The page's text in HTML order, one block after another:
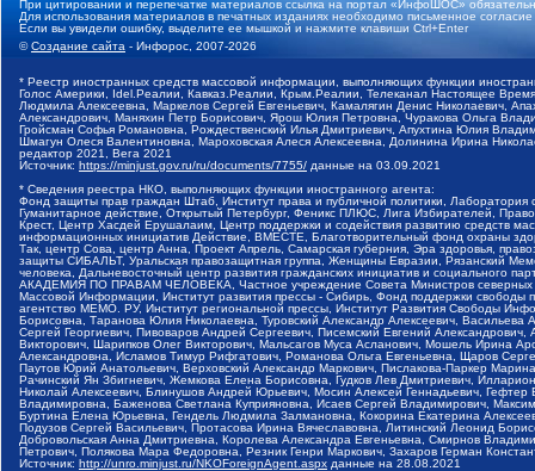
При цитировании и перепечатке материалов ссылка на портал «ИнфоШОС»
Для использования материалов в печатных изданиях необходимо письменное
Если вы увидели ошибку, выделите ее мышкой и нажмите клавиши Ctrl+Enter
©Создание сайта - Инфорос, 2007-2026
* Реестр иностранных средств массовой информации, выполняющих функции
Голос Америки, Idel.Реалии, Кавказ.Реалии, Крым.Реалии, Телеканал Настоящее
Людмила Алексеевна, Маркелов Сергей Евгеньевич, Камалягин Денис Николаевич,
Александрович, Маняхин Петр Борисович, Ярош Юлия Петровна, Чуракова Ольга
Гройсман Софья Романовна, Рождественский Илья Дмитриевич, Апухтина Юлия
Шмагун Олеся Валентиновна, Мароховская Алеся Алексеевна, Долинина Ирина
редактор 2021, Вега 2021
Источник: https://minjust.gov.ru/ru/documents/7755/ данные на 03.09.2021
* Сведения реестра НКО, выполняющих функции иностранного агента:
Фонд защиты прав граждан Штаб, Институт права и публичной политики,
Гуманитарное действие, Открытый Петербург, Феникс ПЛЮС, Лига Избирателей,
Крест, Центр Хасдей Ерушалаим, Центр поддержки и содействия развитию средств
информационных инициатив Действие, ВМЕСТЕ, Благотворительный фонд охраны
Так, центр Сова, центр Анна, Проект Апрель, Самарская губерния, Эра здоровья,
защиты СИБАЛЬТ, Уральская правозащитная группа, Женщины Евразии, Рязанский
человека, Дальневосточный центр развития гражданских инициатив и социального
АКАДЕМИЯ ПО ПРАВАМ ЧЕЛОВЕКА, Частное учреждение Совета Министров северных
Массовой Информации, Институт развития прессы - Сибирь, Фонд поддержки
агентство МЕМО. РУ, Институт региональной прессы, Институт Развития Свободы
Борисовна, Таранова Юлия Николаевна, Туровский Александр Алексеевич,
Сергей Георгиевич, Пивоваров Андрей Сергеевич, Писемский Евгений
Викторович, Шарипков Олег Викторович, Мальсагов Муса Асланович, Мошель Ирина
Александровна, Исламов Тимур Рифгатович, Романова Ольга Евгеньевна, Щаров
Паутов Юрий Анатольевич, Верховский Александр Маркович, Пислакова-Паркер
Рачинский Ян Збигневич, Жемкова Елена Борисовна, Гудков Лев Дмитриевич,
Николай Алексеевич, Блинушов Андрей Юрьевич, Мосин Алексей Геннадьевич,
Владимировна, Баженова Светлана Куприяновна, Исаев Сергей Владимирович,
Буртина Елена Юрьевна, Гендель Людмила Залмановна, Кокорина Екатерина
Подузов Сергей Васильевич, Протасова Ирина Вячеславовна, Литинский Леонид
Добровольская Анна Дмитриевна, Королева Александра Евгеньевна, Смирнов
Петрович, Полякова Мара Федоровна, Резник Генри Маркович, Захаров Герман
Источник: http://unro.minjust.ru/NKOForeignAgent.aspx данные на 28.08.2021